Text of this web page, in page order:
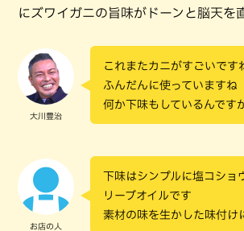
にズワイガニの旨味がドーンと脳天を
大川豊治
これまたカニがすごいです
ふんだんに使っていますね
何か下味もしているんです
お店の人
下味はシンプルに塩コショ
リーブオイルです
素材の味を生かした味付け